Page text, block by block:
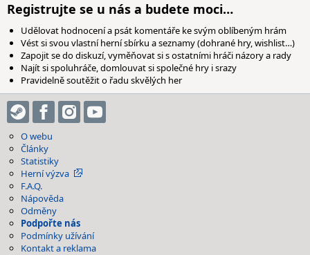
Registrujte se u nás a budete moci…
Udělovat hodnocení a psát komentáře ke svým oblíbeným hrám
Vést si svou vlastní herní sbírku a seznamy (dohrané hry, wishlist…)
Zapojit se do diskuzí, vyměňovat si s ostatními hráči názory a rady
Najít si spoluhráče, domlouvat si společné hry i srazy
Pravidelně soutěžit o řadu skvělých her
O webu
Články
Statistiky
Herní výzva
F.A.Q.
Nápověda
Odměny
Podpořte nás
Podmínky užívání
Kontakt a reklama